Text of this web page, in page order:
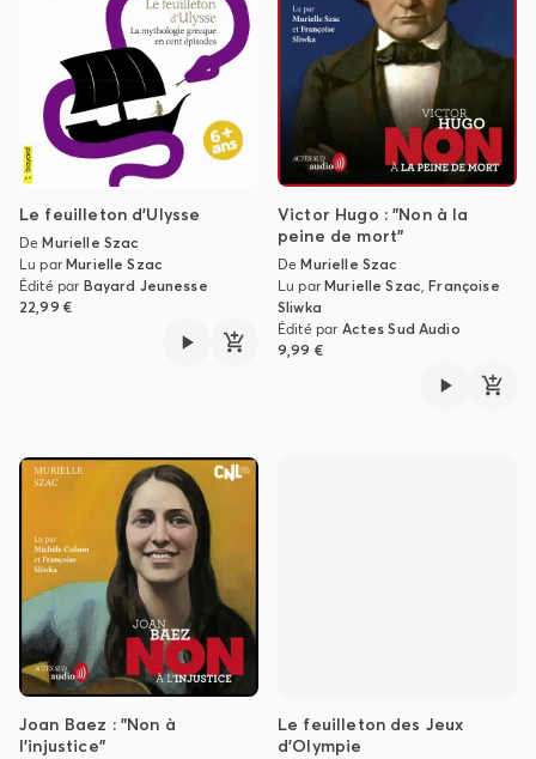
Le feuilleton d'Ulysse
DeMurielle Szac
Lu parMurielle Szac
Édité par Bayard Jeunesse
22,99 €
Victor Hugo : "Non à la
peine de mort"
DeMurielle Szac
Lu parMurielle Szac,Françoise
Sliwka
Édité par Actes Sud Audio
9,99 €
Joan Baez : "Non à
l'injustice"
Le feuilleton des Jeux
d'Olympie